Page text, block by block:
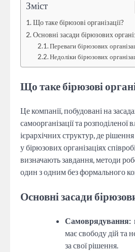
Зміст
Що таке бірюзові організації?
Основні засади бірюзових
Переваги бірюзових
Недоліки бірюзових
Що таке бірюзові
Це компанії, побудовані на
самоорганізації та розподіленої
ієрархічних структур, де
у бірюзових організаціях
визначають завдання, методи
один з одним без формального
Основні засади
Самоврядування:
має свободу дій та
за свої рішення.